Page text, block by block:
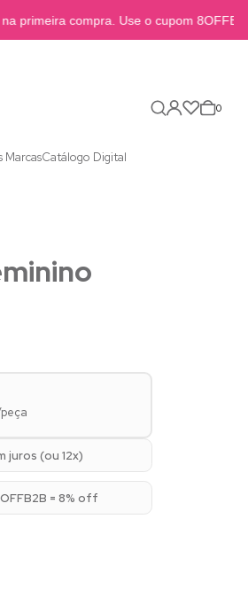
primeira compra. Use o cupom 8OFFB2B
0
MarcasCatálogo Digital
juros (ou 12x)
= 8% off